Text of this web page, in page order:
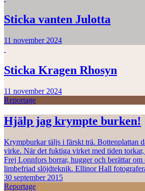
Sticka vanten Julotta
11 november 2024
Sticka Kragen Rhosyn
11 november 2024
Reportage
Hjälp jag krympte burken!
Krympburkar täljs i färskt trä. Bottenplattan
virke. När det fuktiga virket med tiden
Frej Lonnfors borrar, hugger och berättar om
limbefriad slöjdteknik. Ellinor Hall
30 september 2015
Reportage